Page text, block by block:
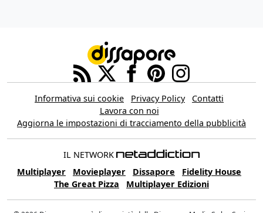
Informativa sui cookie Privacy Policy
Contatti
Lavora con noi
Aggiorna le impostazioni di tracciamento della pubblicità
IL NETWORK
Multiplayer
Movieplayer Dissapore
Fidelity House
The Great Pizza
Multiplayer Edizioni